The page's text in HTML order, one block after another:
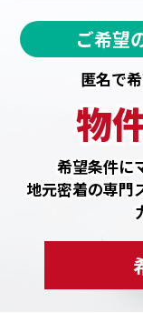
ご希望
匿名で
物
希望条件に
地元密着の専門